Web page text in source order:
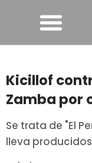
Kicillof
Zamba por
Se trata de "El
lleva